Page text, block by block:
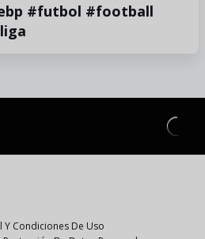
#futbol #football
Y Condiciones De Uso